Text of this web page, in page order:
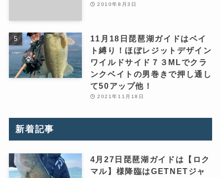
2010年8月3日
11月18日琵琶湖ガイドはベイ
ト縛り！ほぼレジットデザイン
ワイルドサイド７３MLでクラ
ンクベイトの男巻きで押し通し
て50アップ他！
2021年11月18日
新着記事
4月27日琵琶湖ガイドは【ロク
マル】様降臨はGETNETジャ